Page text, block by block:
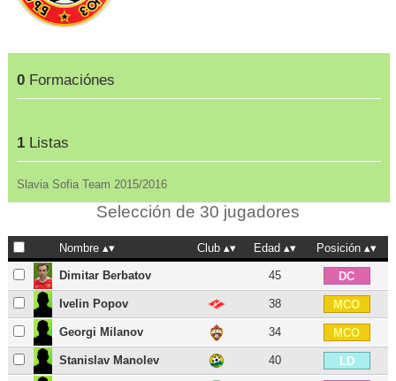
0Formaciónes
1Listas
Slavia Sofia Team 2015/2016
Selección de 30 jugadores
Nombre Club Edad Posición
Dimitar Berbatov 45 DC
Ivelin Popov 38 MCO
Georgi Milanov 34 MCO
Stanislav Manolev 40 LD